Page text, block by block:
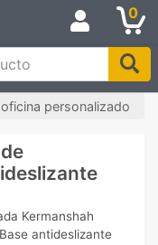
0
personalizado
Kermanshah
antideslizante